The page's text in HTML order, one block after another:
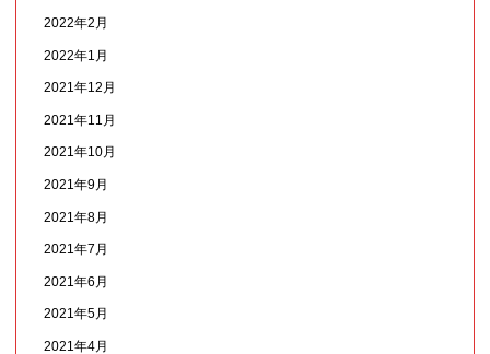
2022年2月
2022年1月
2021年12月
2021年11月
2021年10月
2021年9月
2021年8月
2021年7月
2021年6月
2021年5月
2021年4月